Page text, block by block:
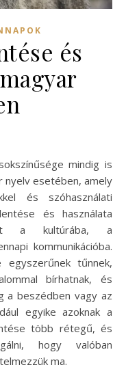
és
nyelv esetében, amely
és szóhasználati
és használata
a kultúrába, a
kommunikációba.
tűnnek,
bírhatnak, és
a beszédben vagy az
egyike azoknak a
több rétegű, és
hogy valóban
ma.